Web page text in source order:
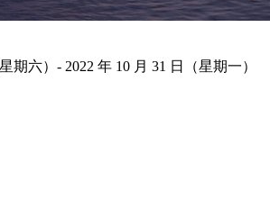
期六）- 2022 年 10 月 31 日（星期一）